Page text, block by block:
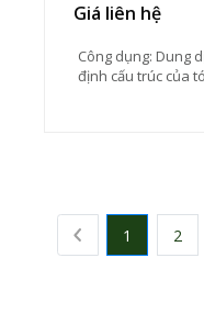
Giá liên hệ
Công dụng: Dung
định cấu trúc của
1 2